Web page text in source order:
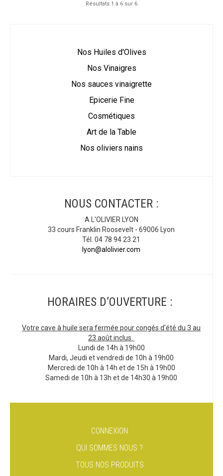
Résultats 1 à 6 sur 6
Nos Huiles d'Olives
Nos Vinaigres
Nos sauces vinaigrette
Epicerie Fine
Cosmétiques
Art de la Table
Nos oliviers nains
NOUS CONTACTER :
A L'OLIVIER LYON
33 cours Franklin Roosevelt - 69006 Lyon
Tél. 04 78 94 23 21
lyon@alolivier.com
HORAIRES D’OUVERTURE :
Votre cave à huile sera fermée pour congés d'été du 3 au
23 août inclus.
Lundi de 14h à 19h00
Mardi, Jeudi et vendredi de 10h à 19h00
Mercredi de 10h à 14h et de 15h à 19h00
Samedi de 10h à 13h et de 14h30 à 19h00
CONNEXION
QUI SOMMES NOUS ?
TOUS NOS PRODUITS